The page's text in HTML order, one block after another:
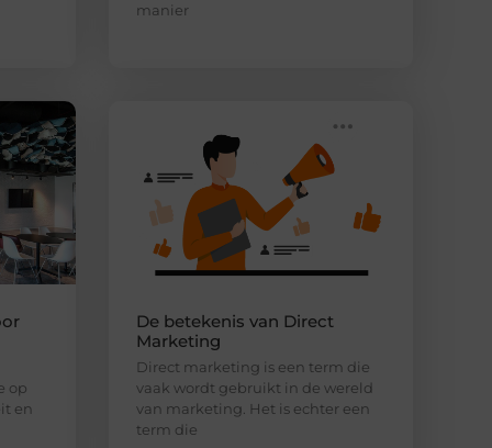
manier
op
en
De betekenis van Direct
Marketing
Direct marketing is een term die
vaak wordt gebruikt in de wereld
van marketing. Het is echter een
term die